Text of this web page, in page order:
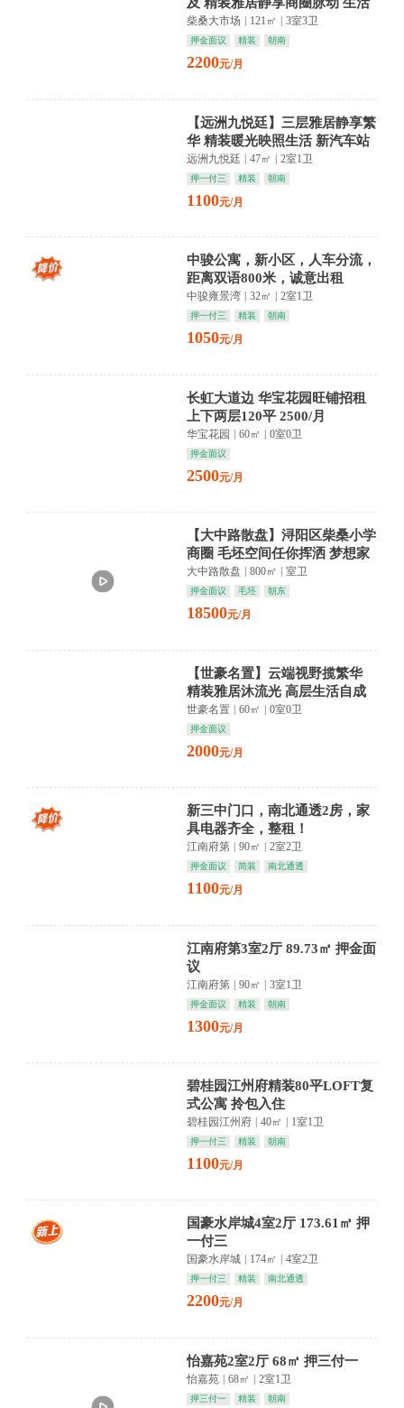
及 精装雅居静享商圈脉动 生活
从此从容优雅
柴桑大市场 121㎡ 3室3卫
押金面议 精装 朝南
2200元/月
【远洲九悦廷】三层雅居静享繁
华 精装暖光映照生活 新汽车站
商圈便捷随行
远洲九悦廷 | 47㎡ | 2室1卫
押一付三 精装 朝南
1100元/月
中骏公寓，新小区，人车分流，
距离双语800米，诚意出租
中骏雍景湾 32㎡ 2室1卫
押一付三 精装 朝南
1050元/月
长虹大道边 华宝花园旺铺招租
上下两层120平 2500/月
华宝花园 | 60㎡ | 0室0卫
押金面议
2500元/月
【大中路散盘】浔阳区柴桑小学
商圈 毛坯空间任你挥洒 梦想家
从这里启航
大中路散盘 800㎡ 室卫
押金面议 毛坯 朝东
18500元/月
【世豪名置】云端视野揽繁华
精装雅居沐流光 高层生活自成
诗
世豪名置 | 60㎡ | 0室0卫
押金面议
2000元/月
新三中门口，南北通透2房，家
具电器齐全，整租！
江南府第 90㎡ 2室2卫
押金面议 简装 南北通透
1100元/月
江南府第3室2厅 89.73㎡ 押金面
议
江南府第 | 90㎡ | 3室1卫
押金面议 精装 朝南
1300元/月
碧桂园江州府精装80平LOFT复
式公寓 拎包入住
碧桂园江州府 40㎡ 1室1卫
押一付三 精装 朝南
1100元/月
国豪水岸城4室2厅 173.61㎡ 押
一付三
国豪水岸城 174㎡ 4室2卫
押一付三 精装 南北通透
2200元/月
怡嘉苑2室2厅 68㎡ 押三付一
怡嘉苑 | 68㎡ | 2室1卫
押三付一 精装 朝南